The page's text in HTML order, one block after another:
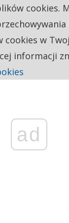
ad
cookies.
cookies w
informacji